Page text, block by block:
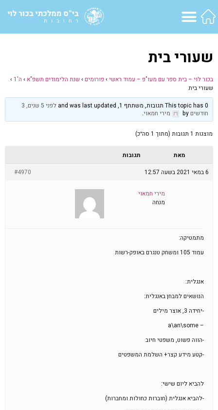
שעורי בית
בכור לוי – בית ספר עם מעו"פ – עמוד ראשי › פורומים › שנת הלימודים תשפ"א › ה'1
›
שעורי בית
This topic has 0 תגובות, משתתף 1, and was last updated
לפני 5 שנים, 3
חודשים by מירי חמאוי.
מוצגות 1 תגובות (מתוך 1 סה״כ)
מאת
תגובות
6 במאי 2021 בשעה 12:57
#4970
מירי חמאוי
מנחה
מתמטיקה:
עמוד 105 ומשחק טנגרם באופק-רשות
אנגלית:
הנושאים למבחן באנגלית:
-יחידה 3, אוצר מילים
– a\an\some
-הווה פשוט, משפטי חיוב
-קטע מידע קצר+ השלמת המשפטים
להביא ליום שישי:
-להביא אנגלית (חוברות כחולות ומחברות)